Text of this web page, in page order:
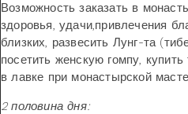
Возможность заказать в
здоровья, удачи,привлечения
близких, развесить Лунг-та
посетить женскую гомпу,
в лавке при монастырской
2 половина дня: